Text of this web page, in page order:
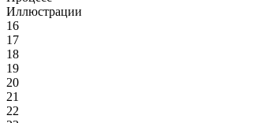
Иллюстрации
16
17
18
19
20
21
22